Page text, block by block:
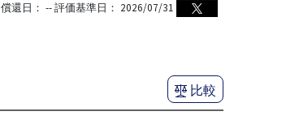
償還日： -- 評価基準日： 2026/07/31
比較